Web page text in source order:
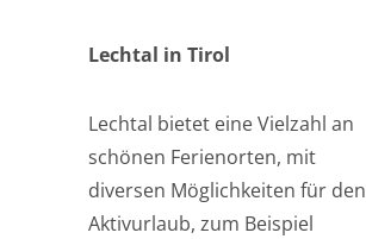
Lechtal in Tirol
Lechtal bietet eine Vielzahl an
schönen Ferienorten, mit
diversen Möglichkeiten für den
Aktivurlaub, zum Beispiel